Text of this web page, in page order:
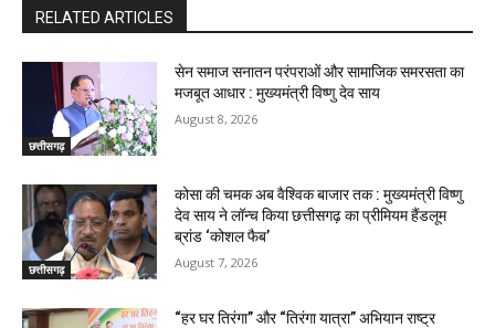
RELATED ARTICLES
छत्तीसगढ़
सेन समाज सनातन परंपराओं और सामाजिक समरसता का
मजबूत आधार : मुख्यमंत्री विष्णु देव साय
August 8, 2026
छत्तीसगढ़
कोसा की चमक अब वैश्विक बाजार तक : मुख्यमंत्री विष्णु
देव साय ने लॉन्च किया छत्तीसगढ़ का प्रीमियम हैंडलूम
ब्रांड ‘कोशल फैब’
August 7, 2026
“हर घर तिरंगा” और “तिरंगा यात्रा” अभियान राष्ट्र